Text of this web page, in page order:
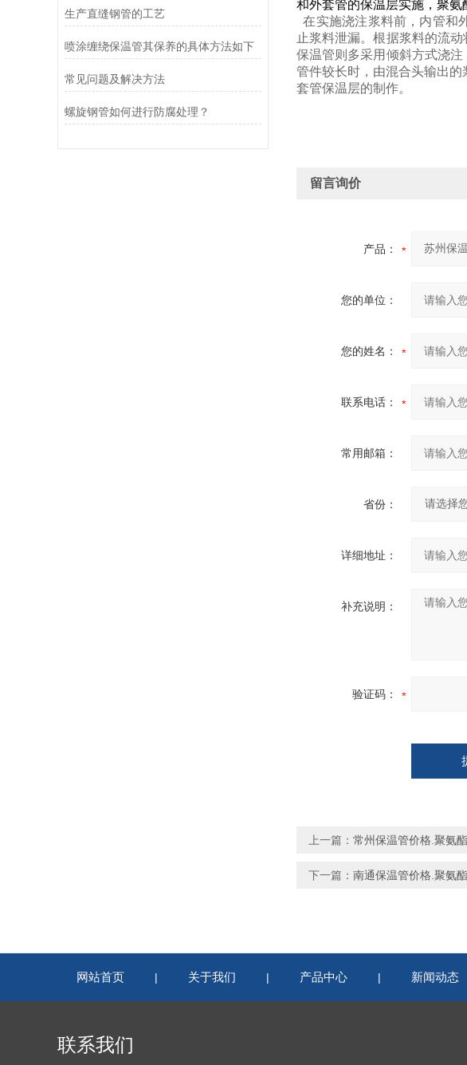
生产直缝钢管的工艺
喷涂缠绕保温管其保养的具体方法如下
常见问题及解决方法
螺旋钢管如何进行防腐处理？
和外套管的保温层实施，聚氨
在实施浇注浆料前，内管和
止浆料泄漏。根据浆料的流
保温管则多采用倾斜方式浇
管件较长时，由混合头输出
套管保温层的制作。
留言询价
产品：
您的单位：
您的姓名：
联系电话：
常用邮箱：
省份：
详细地址：
补充说明：
验证码：
上一篇： 常州保温管价格.聚氨
下一篇： 南通保温管价格.聚氨
网站首页 | 关于我们 | 产品中心 | 新闻动态
联系我们